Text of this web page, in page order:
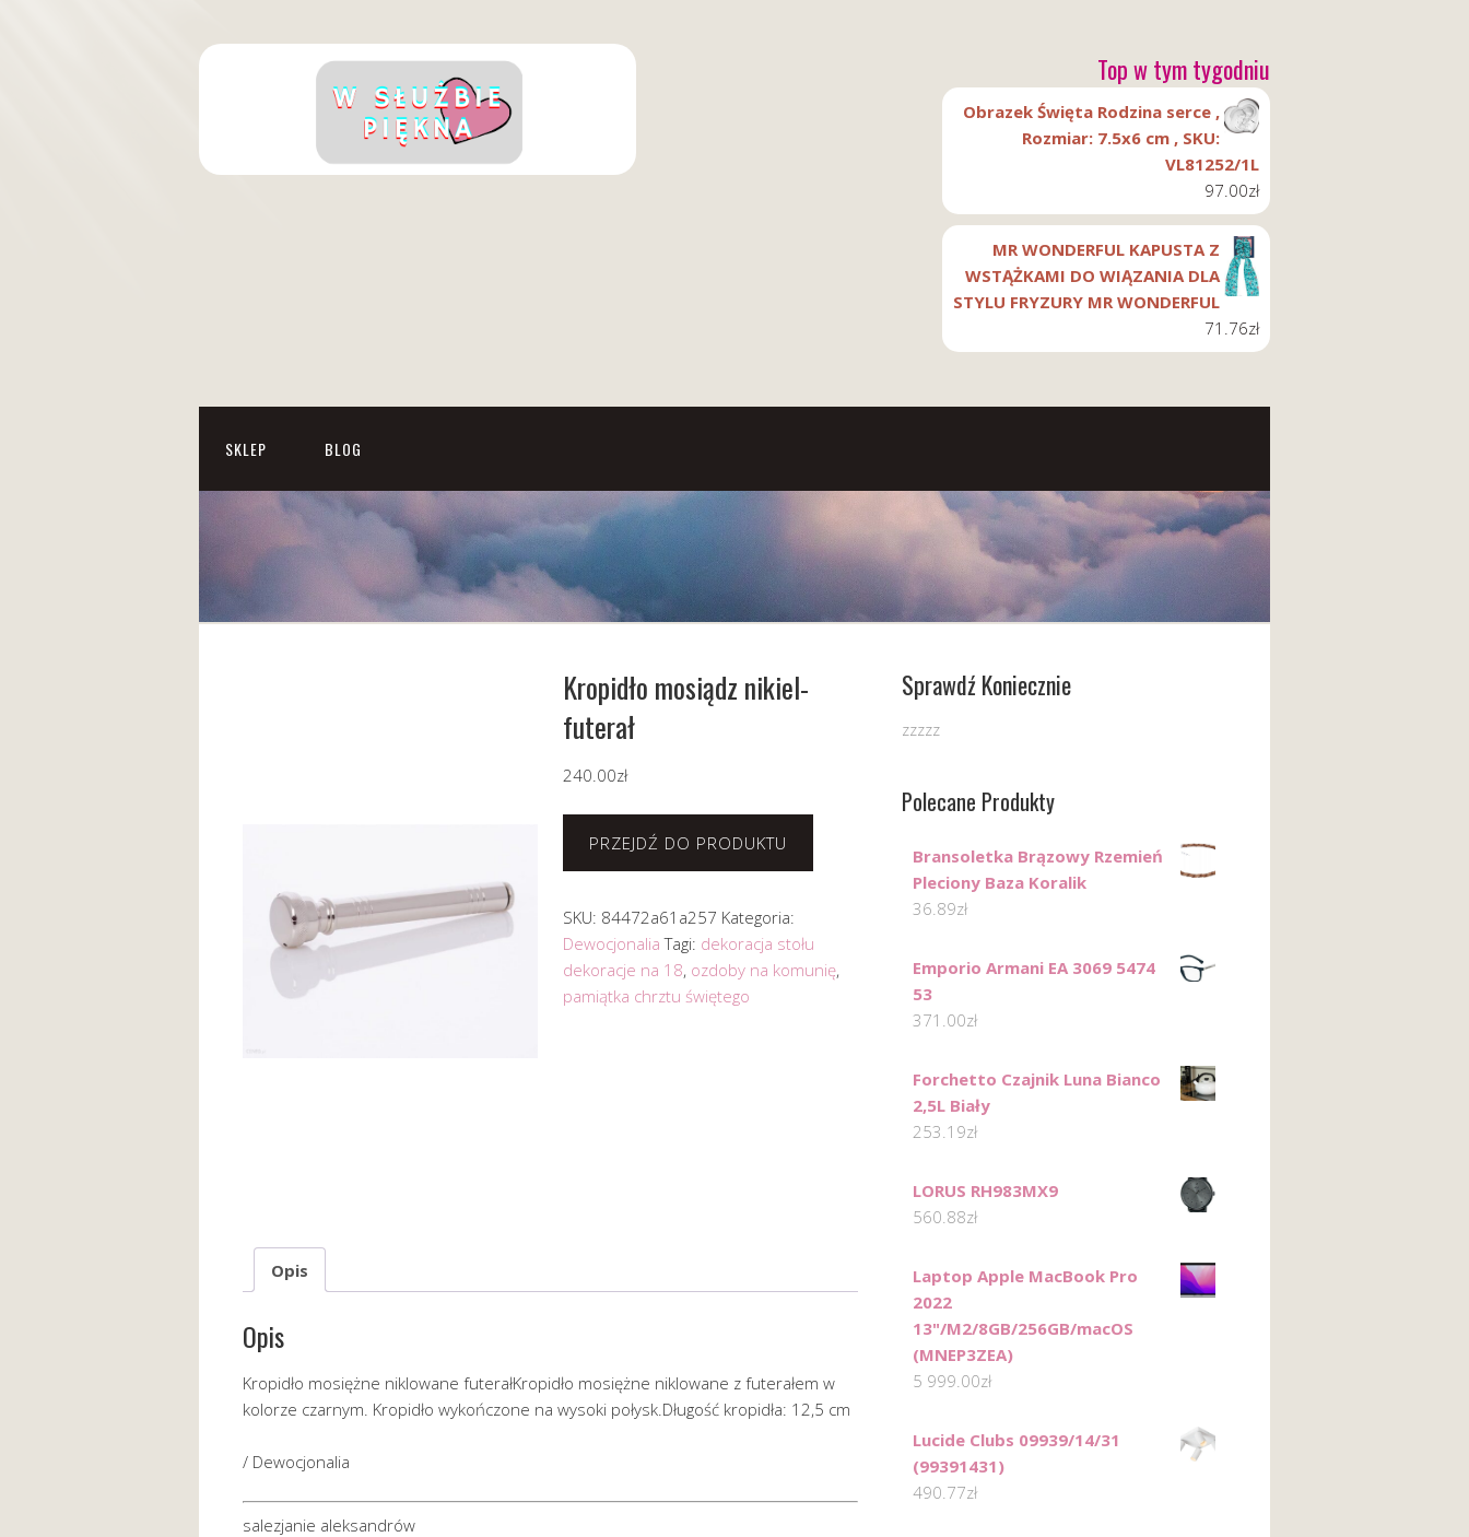
Top w tym tygodniu
Obrazek Święta Rodzina serce ,
Rozmiar: 7.5x6 cm , SKU:
VL81252/1L
97.00zł
MR WONDERFUL KAPUSTA Z
WSTĄŻKAMI DO WIĄZANIA DLA
STYLU FRYZURY MR WONDERFUL
71.76zł
SKLEP BLOG
Kropidło mosiądz nikiel-
futerał
240.00zł
PRZEJDŹ DO PRODUKTU
SKU: 84472a61a257 Kategoria:
Dewocjonalia Tagi: dekoracja stołu
dekoracje na 18, ozdoby na komunię,
pamiątka chrztu świętego
Opis
Opis
Kropidło mosiężne niklowane futerałKropidło mosiężne niklowane z futerałem w
kolorze czarnym. Kropidło wykończone na wysoki połysk.Długość kropidła: 12,5 cm
/ Dewocjonalia
salezjanie aleksandrów
Sprawdź Koniecznie
zzzzz
Polecane Produkty
Bransoletka Brązowy Rzemień
Pleciony Baza Koralik
36.89zł
Emporio Armani EA 3069 5474
53
371.00zł
Forchetto Czajnik Luna Bianco
2,5L Biały
253.19zł
LORUS RH983MX9
560.88zł
Laptop Apple MacBook Pro
2022
13"/M2/8GB/256GB/macOS
(MNEP3ZEA)
5 999.00zł
Lucide Clubs 09939/14/31
(99391431)
490.77zł